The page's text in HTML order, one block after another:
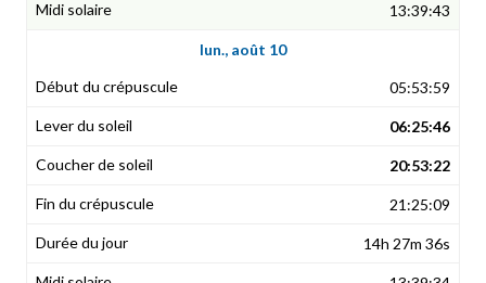
13:39:43
lun., août 10
05:53:59
06:25:46
20:53:22
21:25:09
14h 27m 36s